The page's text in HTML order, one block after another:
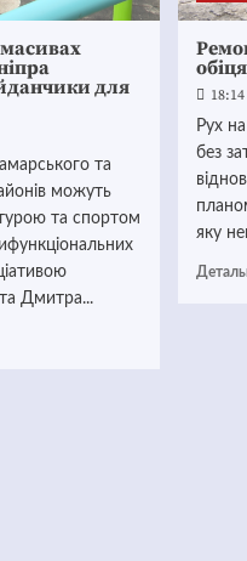
для
та
можуть
та спортом
Дмитра...
Рух
без
яку